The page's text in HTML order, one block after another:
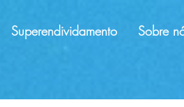
Superendividamento Sobre